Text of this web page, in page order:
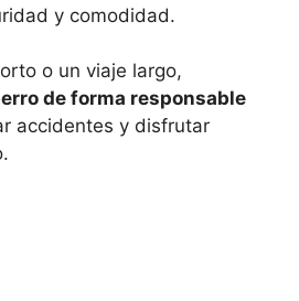
y comodidad.
o un viaje largo,
de forma responsable
accidentes y disfrutar